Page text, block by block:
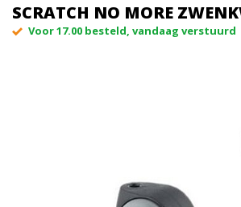
SCRATCH NO MORE
Voor 17.00 besteld, vandaag verstuurd